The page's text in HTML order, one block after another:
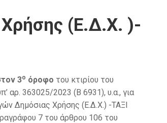
Χρήσης (Ε.Δ.Χ. )-
3ο όροφο του κτιρίου του
αρ. 363025/2023 (Β 6931), υ.α., για
Δημόσιας Χρήσης (Ε.Δ.Χ.) -ΤΑΞΙ
7 του άρθρου 106 του